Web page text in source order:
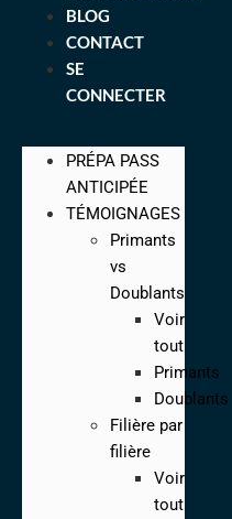
BLOG
CONTACT
SE
CONNECTER
PRÉPA PASS
ANTICIPÉE
TÉMOIGNAGES
Primants
vs
Doublants
Voir
tout
Primants
Doublants
Filière par
filière
Voir
tout